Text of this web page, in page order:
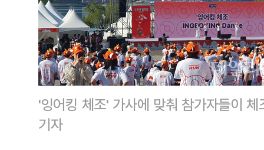
'잉어킹 체조' 가사에 맞춰 참가자들이
기자